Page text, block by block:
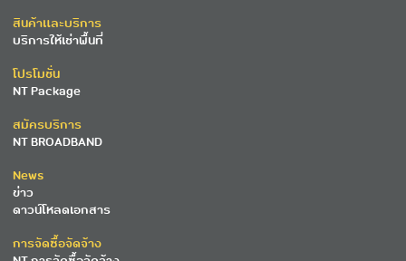
สินค้าและบริการ
บริการให้เช่าพื้นที่
โปรโมชั่น
NT Package
สมัครบริการ
NT BROADBAND
News
ข่าว
ดาวน์โหลดเอกสาร
การจัดซื้อจัดจ้าง